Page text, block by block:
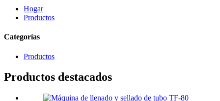
Hogar
Productos
Categorías
Productos
Productos destacados